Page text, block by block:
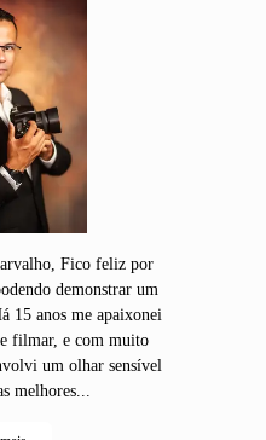
Fico feliz por
demonstrar um
15 anos me apaixonei
filmar, e com muito
um olhar sensível
melhores...